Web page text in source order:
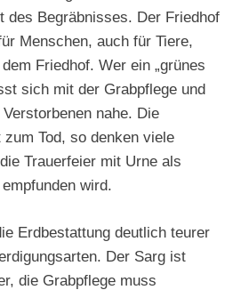
des Begräbnisses. Der Friedhof
Menschen, auch für Tiere,
Friedhof. Wer ein „grünes
sich mit der Grabpflege und
nahe. Die
Tod, so denken viele
Trauerfeier mit Urne als
wird.
Erdbestattung deutlich teurer
Der Sarg ist
die Grabpflege muss